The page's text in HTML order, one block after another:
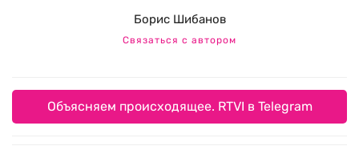
Борис Шибанов
Связаться с автором
Объясняем происходящее. RTVI в Telegram